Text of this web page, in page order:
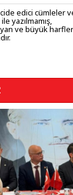
edici cümleler
yazılmamış,
ve büyük